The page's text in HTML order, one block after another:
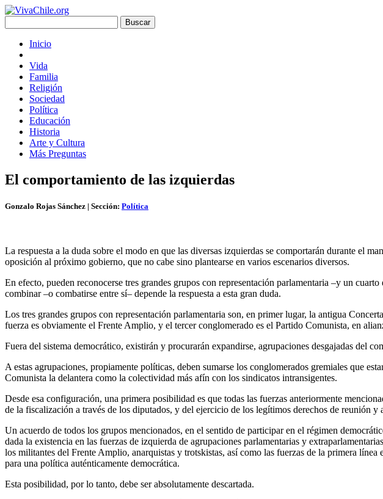
Inicio
Vida
Familia
Religión
Sociedad
Política
Educación
Historia
Arte y Cultura
Más Preguntas
El comportamiento de las izquierdas
Gonzalo Rojas Sánchez | Sección: Política
La respuesta a la duda sobre el modo en que las diversas izquierdas se comportarán durante el
oposición al próximo gobierno, que no cabe sino plantearse en varios escenarios diversos.
En efecto, pueden reconocerse tres grandes grupos con representación parlamentaria –y un
combinar –o combatirse entre sí– depende la respuesta a esta gran duda.
Los tres grandes grupos con representación parlamentaria son, en primer lugar, la antigua
fuerza es obviamente el Frente Amplio, y el tercer conglomerado es el Partido Comunista, en
Fuera del sistema democrático, existirán y procurarán expandirse, agrupaciones desgajadas del
A estas agrupaciones, propiamente políticas, deben sumarse los conglomerados gremiales que
Comunista la delantera como la colectividad más afín con los sindicatos intransigentes.
Desde esa configuración, una primera posibilidad es que todas las fuerzas anteriormente
de la fiscalización a través de los diputados, y del ejercicio de los legítimos derechos de reunión y
Un acuerdo de todos los grupos mencionados, en el sentido de participar en el régimen
dada la existencia en las fuerzas de izquierda de agrupaciones parlamentarias y
los militantes del Frente Amplio, anarquistas y trotskistas, así como las fuerzas de la primera
para una política auténticamente democrática.
Esta posibilidad, por lo tanto, debe ser absolutamente descartada.